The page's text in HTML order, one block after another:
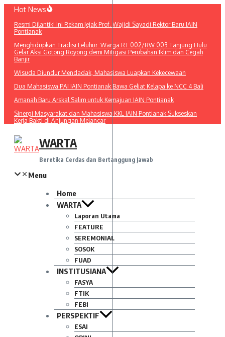
Lewati
konten
Hot News
Resmi Dilantik! Ini Rekam Jejak Prof. Wajidi Sayadi Rektor Baru IAIN
Pontianak
Menghidupkan Tradisi Leluhur: Warga RT 002/RW 003 Tanjung Hulu
Gelar Aksi Gotong Royong demi Mitigasi Perubahan Iklim dan Cegah
Banjir
Wisuda Diundur Mendadak, Mahasiswa Luapkan Kekecewaan
Dua Mahasiswa PAI IAIN Pontianak Bawa Geliat Kelapa ke NCC 4 Bali
Amanah Baru Arskal Salim untuk Kemajuan IAIN Pontianak
Sinergi Masyarakat dan Mahasiswa KKL IAIN Pontianak Sukseskan
Kerja Bakti di Anjungan Melancar
WARTA
Beretika Cerdas dan Bertanggung Jawab
Menu
Home
WARTA
Laporan Utama
FEATURE
SEREMONIAL
SOSOK
FUAD
INSTITUSIANA
FASYA
FTIK
FEBI
PERSPEKTIF
ESAI